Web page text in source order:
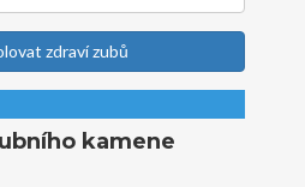
zdraví zubů
kamene